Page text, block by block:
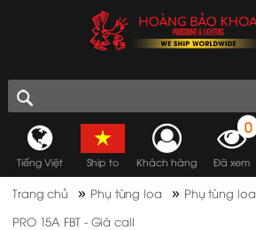
Tiếng Việt Ship to Khách hàng
0
Đã xem
Trang chủ » Phụ tùng loa » Phụ tùng loa
PRO 15A FBT - Giá call